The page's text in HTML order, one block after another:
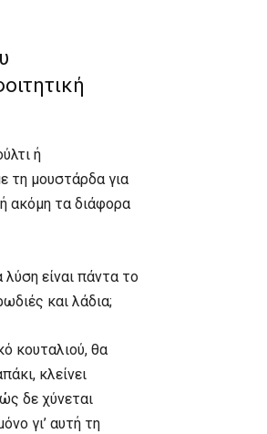
ή
τη μουστάρδα για
ακόμη τα διάφορα
είναι πάντα το
και λάδια;
κουταλιού, θα
κλείνει
δε χύνεται
γι’ αυτή τη